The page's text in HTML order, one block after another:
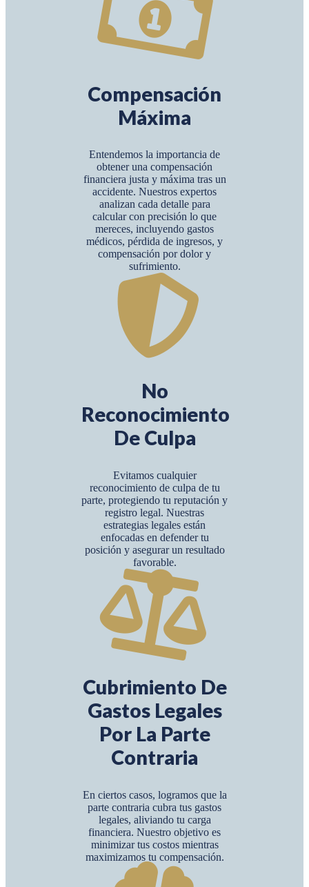
Compensación
Máxima
Entendemos la importancia de
obtener una compensación
financiera justa y máxima tras un
accidente. Nuestros expertos
analizan cada detalle para
calcular con precisión lo que
mereces, incluyendo gastos
médicos, pérdida de ingresos, y
compensación por dolor y
sufrimiento.
No
Reconocimiento
De Culpa
Evitamos cualquier
reconocimiento de culpa de tu
parte, protegiendo tu reputación y
registro legal. Nuestras
estrategias legales están
enfocadas en defender tu
posición y asegurar un resultado
favorable.
Cubrimiento De
Gastos Legales
Por La Parte
Contraria
En ciertos casos, logramos que la
parte contraria cubra tus gastos
legales, aliviando tu carga
financiera. Nuestro objetivo es
minimizar tus costos mientras
maximizamos tu compensación.